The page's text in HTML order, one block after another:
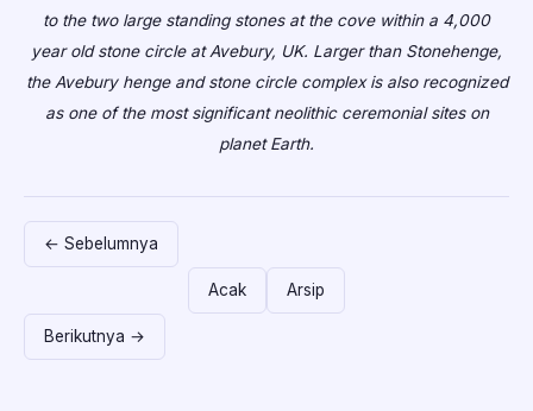
to the two large standing stones at the cove within a 4,000
year old stone circle at Avebury, UK. Larger than Stonehenge,
the Avebury henge and stone circle complex is also recognized
as one of the most significant neolithic ceremonial sites on
planet Earth.
← Sebelumnya
Acak Arsip
Berikutnya →